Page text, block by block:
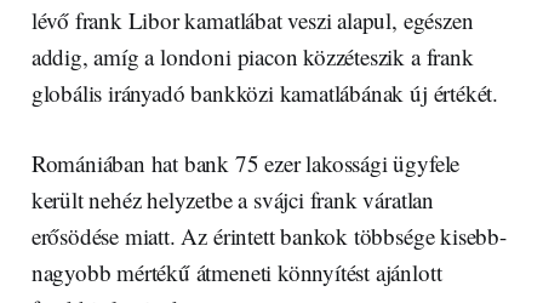
lévő frank Libor kamatlábat veszi alapul, egészen
addig, amíg a londoni piacon közzéteszik a frank
globális irányadó bankközi kamatlábának új értékét.
Romániában hat bank 75 ezer lakossági ügyfele
került nehéz helyzetbe a svájci frank váratlan
erősödése miatt. Az érintett bankok többsége kisebb-
nagyobb mértékű átmeneti könnyítést ajánlott